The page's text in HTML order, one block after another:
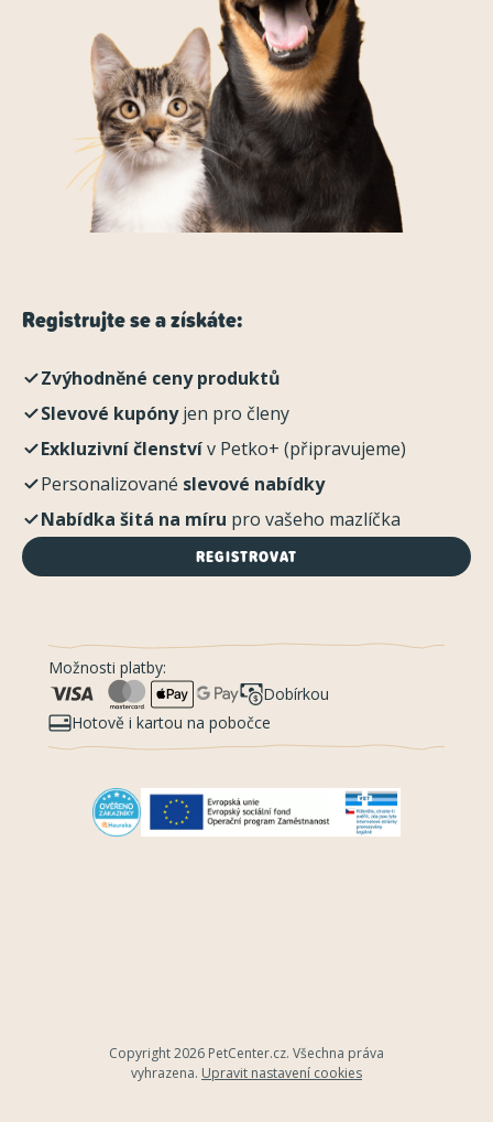
Registrujte se a získáte:
Zvýhodněné ceny produktů
Slevové kupónyjen pro členy
Exkluzivní členstvív Petko+ (připravujeme)
Personalizované slevové nabídky
Nabídka šitá na míru pro vašeho mazlíčka
REGISTROVAT
Možnosti platby:
Dobírkou
Hotově i kartou na pobočce
Copyright 2026 PetCenter.cz. Všechna práva
vyhrazena. Upravit nastavení cookies